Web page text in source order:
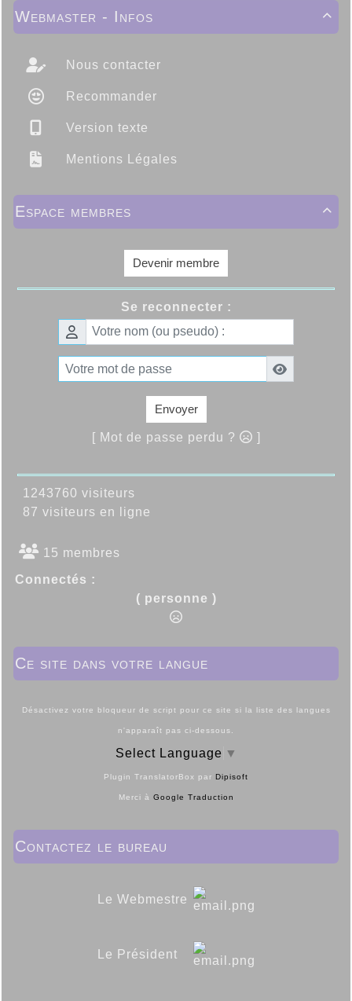

Webmaster - Infos
Nous contacter
Recommander
Version texte
Mentions Légales

Espace membres
Devenir membre
Se reconnecter :
Envoyer
[ Mot de passe perdu ? ]
1243760 visiteurs
87 visiteurs en ligne
15 membres
Connectés :
( personne )
Ce site dans votre langue
Désactivez votre bloqueur de script pour ce site si la liste des langues
n'apparaît pas ci-dessous.
Select Language ▼
Plugin TranslatorBox par Dipisoft
Merci à Google Traduction
Contactez le bureau
Le Webmestre
Le Président